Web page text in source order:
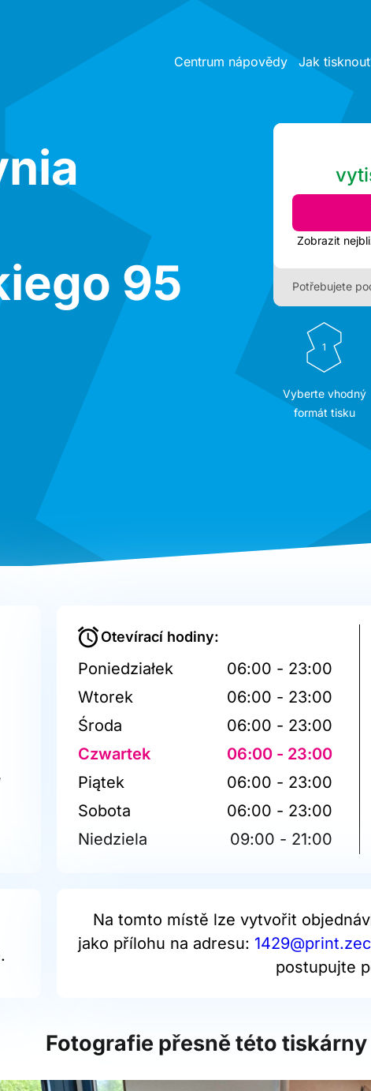
Centrum nápovědy Jak
95
Potřebujete
1
Vyberte vhodný
formát tisku
Otevírací hodiny:
Poniedziałek
06:00 - 23:00
Wtorek
06:00 - 23:00
Środa
06:00 - 23:00
Czwartek
06:00 - 23:00
Piątek
06:00 - 23:00
Sobota
06:00 - 23:00
Niedziela
09:00 - 21:00
Na tomto místě lze vytvořit
jako přílohu na adresu:
postupujte
Fotografie přesně této tiskárny